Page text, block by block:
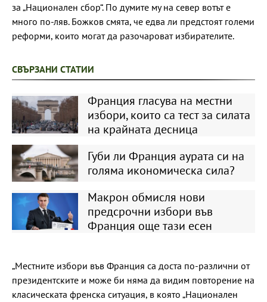
за „Национален сбор“. По думите му на север вотът е
много по-ляв. Божков смята, че едва ли предстоят големи
реформи, които могат да разочароват избирателите.
СВЪРЗАНИ СТАТИИ
Франция гласува на местни
избори, които са тест за силата
на крайната десница
Губи ли Франция аурата си на
голяма икономическа сила?
Макрон обмисля нови
предсрочни избори във
Франция още тази есен
„Местните избори във Франция са доста по-различни от
президентските и може би няма да видим повторение на
класическата френска ситуация, в която „Национален